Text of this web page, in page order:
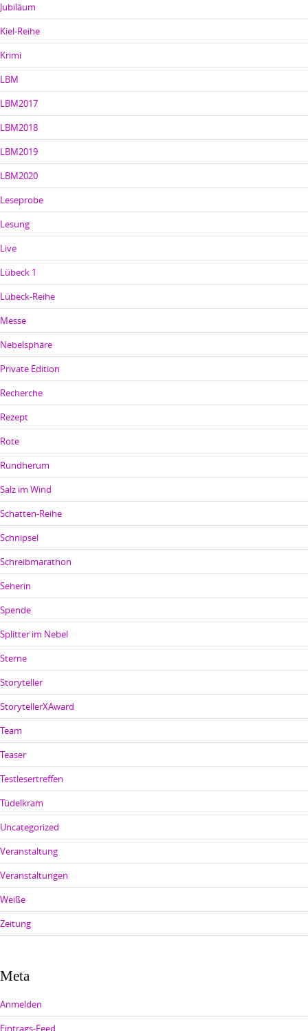
Jubiläum
Kiel-Reihe
Krimi
LBM
LBM2017
LBM2018
LBM2019
LBM2020
Leseprobe
Lesung
Live
Lübeck 1
Lübeck-Reihe
Messe
Nebelsphäre
Private Edition
Recherche
Rezept
Rote
Rundherum
Salz im Wind
Schatten-Reihe
Schnipsel
Schreibmarathon
Seherin
Spende
Splitter im Nebel
Sterne
Storyteller
StorytellerXAward
Team
Teaser
Testlesertreffen
Tüdelkram
Uncategorized
Veranstaltung
Veranstaltungen
Weiße
Zeitung
Meta
Anmelden
Eintrags-Feed